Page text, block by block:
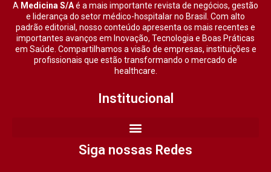
A Medicina S/Aé a mais importante revista de negócios, gestão
e liderança do setor médico-hospitalar no Brasil. Com alto
padrão editorial, nosso conteúdo apresenta os mais recentes e
importantes avanços em Inovação, Tecnologia e Boas Práticas
em Saúde. Compartilhamos a visão de empresas, instituições e
profissionais que estão transformando o mercado de
healthcare.
Institucional
Siga nossas Redes